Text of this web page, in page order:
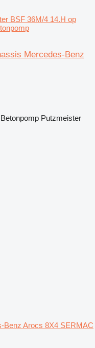
BSF 36M/4 14.H op
Mercedes-Benz
Betonpomp Putzmeister
Benz Arocs 8X4 SERMAC